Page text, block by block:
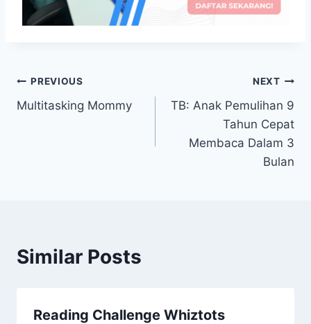
Post
navigation
PREVIOUS
Multitasking Mommy
NEXT
TB: Anak Pemulihan 9
Tahun Cepat
Membaca Dalam 3
Bulan
Similar Posts
Reading Challenge Whiztots